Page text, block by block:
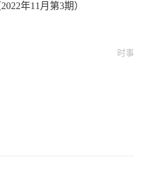
年11月第3期）
时事